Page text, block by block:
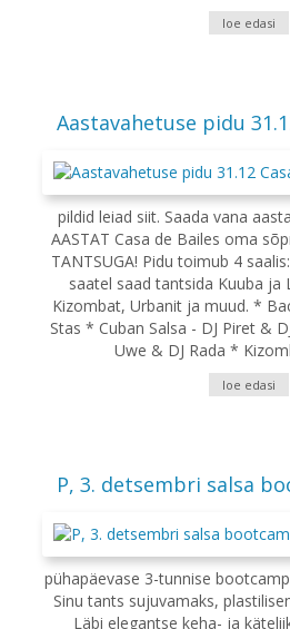
loe edasi
Aastavahetuse pidu
pildid leiad siit. Saada vana
AASTAT Casa de Bailes oma
TANTSUGA! Pidu toimub 4
saatel saad tantsida Kuuba ja
Kizombat, Urbanit ja muud. *
Stas * Cuban Salsa - DJ Piret &
Uwe & DJ Rada *
loe edasi
P, 3. detsembri salsa
pühapäevase 3-tunnise
Sinu tants sujuvamaks,
Läbi elegantse keha- ja